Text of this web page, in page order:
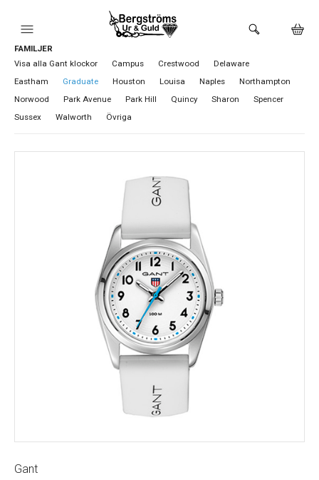
HEM
KLOCKOR
FAMILJER
Visa alla Gant klockor
Campus Crestwood
Delaware
Eastham
Graduate Houston Louisa Naples
Northampton
Norwood
Park Avenue Park Hill Quincy Sharon
Spencer
Sussex
Walworth Övriga
Gant